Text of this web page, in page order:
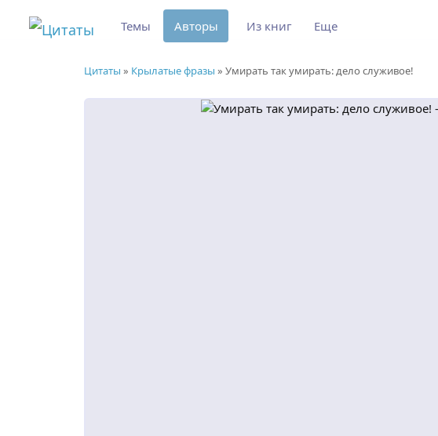
Цитаты » Крылатые фразы » Умирать так умирать: дело служивое!
Темы Авторы Из книг Еще